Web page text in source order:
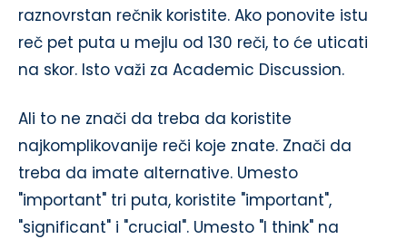
raznovrstan rečnik koristite. Ako ponovite istu
reč pet puta u mejlu od 130 reči, to će uticati
na skor. Isto važi za Academic Discussion.
Ali to ne znači da treba da koristite
najkomplikovanije reči koje znate. Znači da
treba da imate alternative. Umesto
"important" tri puta, koristite "important",
"significant" i "crucial". Umesto "I think" na